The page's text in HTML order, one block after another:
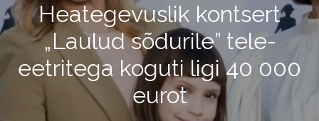
Heategevuslik kontsert
„Laulud sõdurile” tele-
eetritega koguti ligi 40 000
eurot